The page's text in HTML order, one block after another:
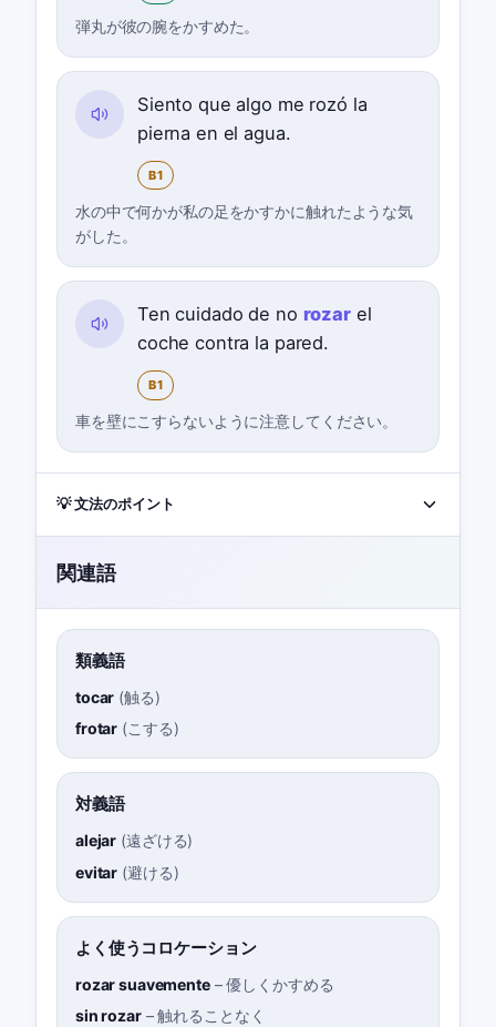
弾丸が彼の腕をかすめた。
Siento que algo me rozó la
pierna en el agua.
B1
水の中で何かが私の足をかすかに触れたような気
がした。
Ten cuidado de no rozarel
coche contra la pared.
B1
車を壁にこすらないように注意してください。
💡 文法のポイント
関連語
類義語
tocar (触る)
frotar (こする)
対義語
alejar (遠ざける)
evitar (避ける)
よく使うコロケーション
rozar suavemente–優しくかすめる
sin rozar–触れることなく